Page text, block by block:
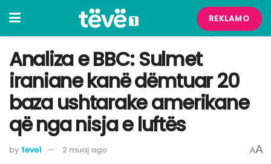
REKLAMO
Analiza e BBC: Sulmet
iraniane kanë dëmtuar 20
baza ushtarake amerikane
që nga nisja e luftës
by teve1 2 muaj ago AA